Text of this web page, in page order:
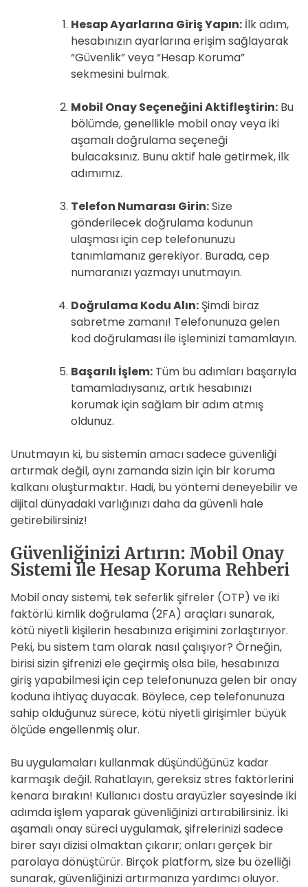
Hesap Ayarlarına Giriş Yapın: İlk adım,
hesabınızın ayarlarına erişim sağlayarak
“Güvenlik” veya “Hesap Koruma”
sekmesini bulmak.
Mobil Onay Seçeneğini Aktifleştirin: Bu
bölümde, genellikle mobil onay veya iki
aşamalı doğrulama seçeneği
bulacaksınız. Bunu aktif hale getirmek, ilk
adımımız.
Telefon Numarası Girin:Size
gönderilecek doğrulama kodunun
ulaşması için cep telefonunuzu
tanımlamanız gerekiyor. Burada, cep
numaranızı yazmayı unutmayın.
Doğrulama Kodu Alın: Şimdi biraz
sabretme zamanı! Telefonunuza gelen
kod doğrulaması ile işleminizi tamamlayın.
Başarılı İşlem: Tüm bu adımları başarıyla
tamamladıysanız, artık hesabınızı
korumak için sağlam bir adım atmış
oldunuz.
Unutmayın ki, bu sistemin amacı sadece güvenliği
artırmak değil, aynı zamanda sizin için bir koruma
kalkanı oluşturmaktır. Hadi, bu yöntemi deneyebilir ve
dijital dünyadaki varlığınızı daha da güvenli hale
getirebilirsiniz!
Güvenliğinizi Artırın: Mobil Onay
Sistemi ile Hesap Koruma Rehberi
Mobil onay sistemi, tek seferlik şifreler (OTP) ve iki
faktörlü kimlik doğrulama (2FA) araçları sunarak,
kötü niyetli kişilerin hesabınıza erişimini zorlaştırıyor.
Peki, bu sistem tam olarak nasıl çalışıyor? Örneğin,
birisi sizin şifrenizi ele geçirmiş olsa bile, hesabınıza
giriş yapabilmesi için cep telefonunuza gelen bir onay
koduna ihtiyaç duyacak. Böylece, cep telefonunuza
sahip olduğunuz sürece, kötü niyetli girişimler büyük
ölçüde engellenmiş olur.
Bu uygulamaları kullanmak düşündüğünüz kadar
karmaşık değil. Rahatlayın, gereksiz stres faktörlerini
kenara bırakın! Kullanıcı dostu arayüzler sayesinde iki
adımda işlem yaparak güvenliğinizi artırabilirsiniz. İki
aşamalı onay süreci uygulamak, şifrelerinizi sadece
birer sayı dizisi olmaktan çıkarır; onları gerçek bir
parolaya dönüştürür. Birçok platform, size bu özelliği
sunarak, güvenliğinizi artırmanıza yardımcı oluyor.